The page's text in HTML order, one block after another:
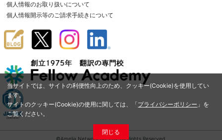
当サイトでは、サイトの利便性向上のため、クッキー(Cookie)を使用してい
ます。
サイトのクッキー(Cookie)の使用に関しては、「プライバシーポリシー 」を
ご覧ください。
閉じる
個人情報のお取り扱いについて
個人情報開示等のご請求手続きについて
©Amelia Network Co.,Ltd. All Rights Reserved.